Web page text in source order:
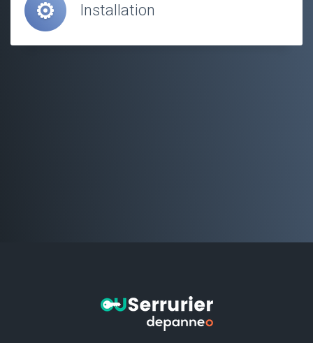
Installation